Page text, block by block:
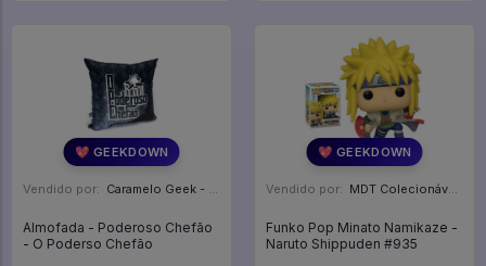
💖 GEEKDOWN
Vendido por: Caramelo Geek - DF
Almofada - Poderoso Chefão
- O Poderso Chefão
💖 GEEKDOWN
Vendido por: MDT Colecionáveis - DF
Funko Pop Minato Namikaze -
Naruto Shippuden #935